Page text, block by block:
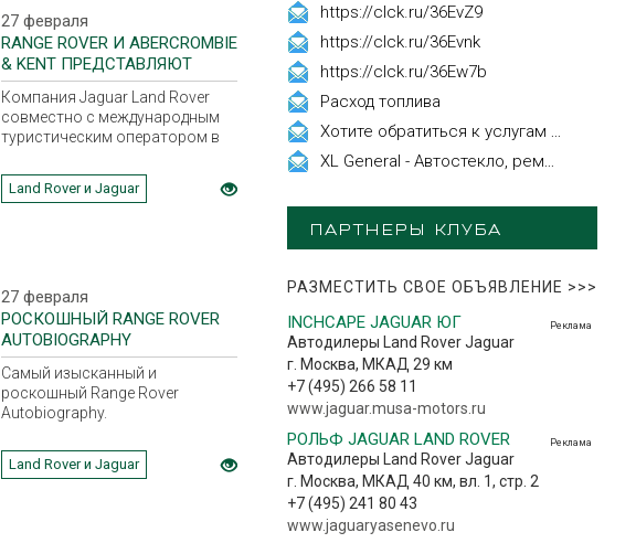
27 февраля
RANGE ROVER И ABERCROMBIE
& KENT ПРЕДСТАВЛЯЮТ
Компания Jaguar Land Rover
совместно с международным
туристическим оператором в
Abercrombie & Kent
представляют/
Land Rover и Jaguar
27 февраля
РОСКОШНЫЙ RANGE ROVER
AUTOBIOGRAPHY
Самый изысканный и
роскошный Range Rover
Autobiography.
Land Rover и Jaguar
https://clck.ru/36EvZ9
https://clck.ru/36Evnk
https://clck.ru/36Ew7b
Расход топлива
ПАРТНЕРЫ КЛУБА
РАЗМЕСТИТЬ СВОЕ ОБЪЯВЛЕНИЕ >>>
Реклама
INCHCAPE JAGUAR ЮГ
Автодилеры Land Rover Jaguar
г. Москва, МКАД 29 км
+7 (495) 266 58 11
www.jaguar.musa-motors.ru
Реклама
РОЛЬФ JAGUAR LAND ROVER
Автодилеры Land Rover Jaguar
г. Москва, МКАД 40 км, вл. 1, стр. 2
+7 (495) 241 80 43
www.jaguaryasenevo.ru